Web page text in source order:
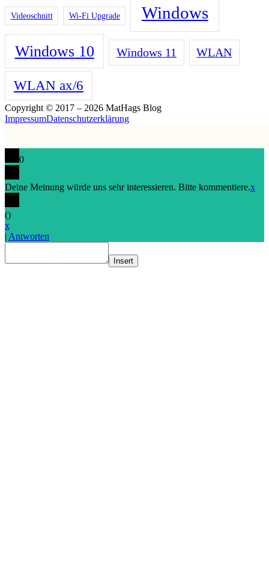
Videoschnitt Wi-Fi Upgrade Windows
Windows 10 Windows 11 WLAN
WLAN ax/6
Copyright © 2017 – 2026 MatHags Blog
ImpressumDatenschutzerklärung
0
Deine Meinung würde uns sehr interessieren. Bitte kommentiere.x
()
x
| Antworten
Insert